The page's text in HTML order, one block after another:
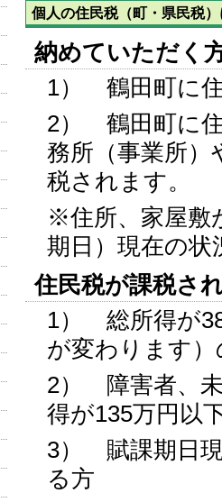
個人の住民税（町・県民税
納めていただく
1） 鶴田町に
2） 鶴田町に
務所（事業所）
税されます。
※住所、家屋敷
期日）現在の状
住民税が課税さ
1） 総所得が
が変わります）
2） 障害者、
得が135万円以
3） 賦課期日
る方